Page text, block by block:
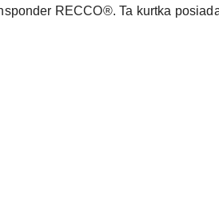
RECCO®. Ta kurtka